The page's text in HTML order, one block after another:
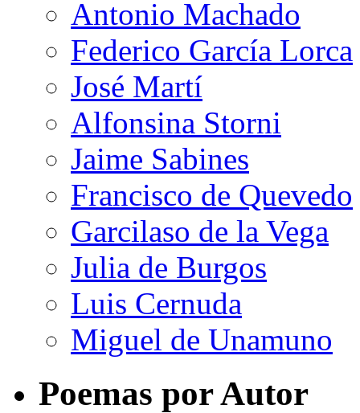
Antonio Machado
Federico García Lorca
José Martí
Alfonsina Storni
Jaime Sabines
Francisco de Quevedo
Garcilaso de la Vega
Julia de Burgos
Luis Cernuda
Miguel de Unamuno
Poemas por Autor